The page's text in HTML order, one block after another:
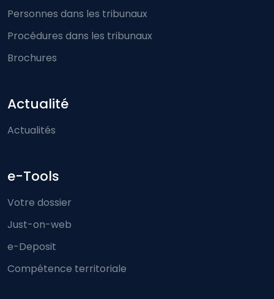
Personnes dans les tribunaux
Procédures dans les tribunaux
Brochures
Actualité
Actualités
e-Tools
Votre dossier
Just-on-web
e-Deposit
Compétence territoriale